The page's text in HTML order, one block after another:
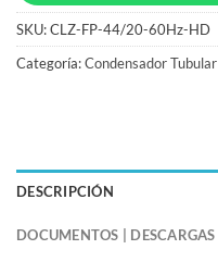
SKU:CLZ-FP-44/20-60Hz-HD
Categoría:Condensador Tubular
DESCRIPCIÓN
DOCUMENTOS | DESCARGAS